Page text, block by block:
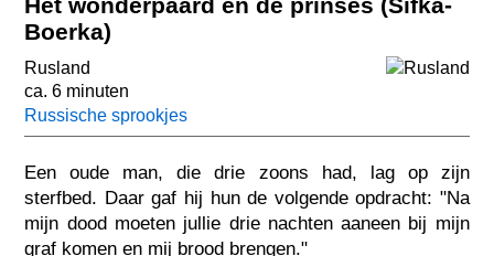
Boerka)
Rusland
ca. 6 minuten
Russische sprookjes
Een oude man, die drie zoons had, lag op zijn
sterfbed. Daar gaf hij hun de volgende opdracht: "Na
mijn dood moeten jullie drie nachten aaneen bij mijn
graf komen en mij brood brengen."